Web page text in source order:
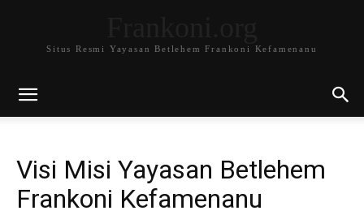
Situs Resmi Yayasan Betlehem Frankoni Kefamenanu
Visi Misi Yayasan Betlehem
Frankoni Kefamenanu